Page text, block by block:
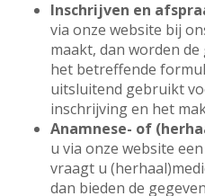
Inschrijven en
via onze website bij
maakt, dan worden
het betreffende
uitsluitend gebruikt
inschrijving en het
Anamnese- of
u via onze website
vraagt u
dan bieden de